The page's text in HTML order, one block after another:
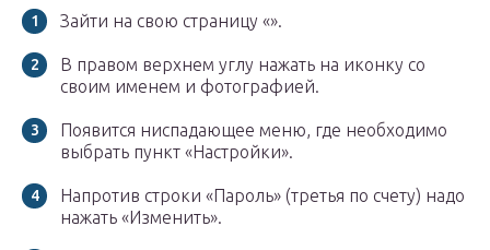
Зайти на свою страницу «».
В правом верхнем углу нажать на иконку со
своим именем и фотографией.
Появится ниспадающее меню, где необходимо
выбрать пункт «Настройки».
Напротив строки «Пароль» (третья по счету) надо
нажать «Изменить».